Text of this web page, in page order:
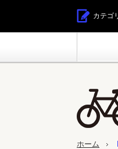
カテゴ
ホーム